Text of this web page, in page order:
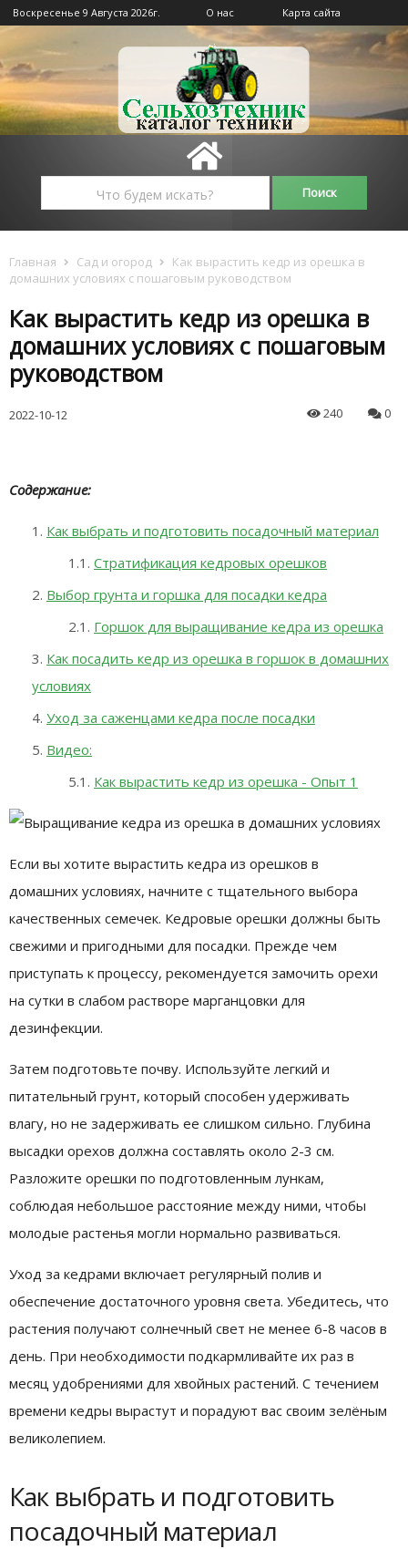
Воскресенье 9 Августа 2026г. О нас Карта сайта
Главная Сад и огород
Как вырастить кедр из орешка в
домашних условиях с пошаговым руководством
Как вырастить кедр из орешка в
домашних условиях с пошаговым
руководством
2022-10-12 240 0
Содержание:
Как выбрать и подготовить посадочный материал
Стратификация кедровых орешков
Выбор грунта и горшка для посадки кедра
Горшок для выращивание кедра из орешка
Как посадить кедр из орешка в горшок в домашних
условиях
Уход за саженцами кедра после посадки
Видео:
Как вырастить кедр из орешка - Опыт 1
Если вы хотите вырастить кедра из орешков в
домашних условиях, начните с тщательного выбора
качественных семечек. Кедровые орешки должны быть
свежими и пригодными для посадки. Прежде чем
приступать к процессу, рекомендуется замочить орехи
на сутки в слабом растворе марганцовки для
дезинфекции.
Затем подготовьте почву. Используйте легкий и
питательный грунт, который способен удерживать
влагу, но не задерживать ее слишком сильно. Глубина
высадки орехов должна составлять около 2-3 см.
Разложите орешки по подготовленным лункам,
соблюдая небольшое расстояние между ними, чтобы
молодые растенья могли нормально развиваться.
Уход за кедрами включает регулярный полив и
обеспечение достаточного уровня света. Убедитесь, что
растения получают солнечный свет не менее 6-8 часов в
день. При необходимости подкармливайте их раз в
месяц удобрениями для хвойных растений. С течением
времени кедры вырастут и порадуют вас своим зелёным
великолепием.
Как выбрать и подготовить
посадочный материал